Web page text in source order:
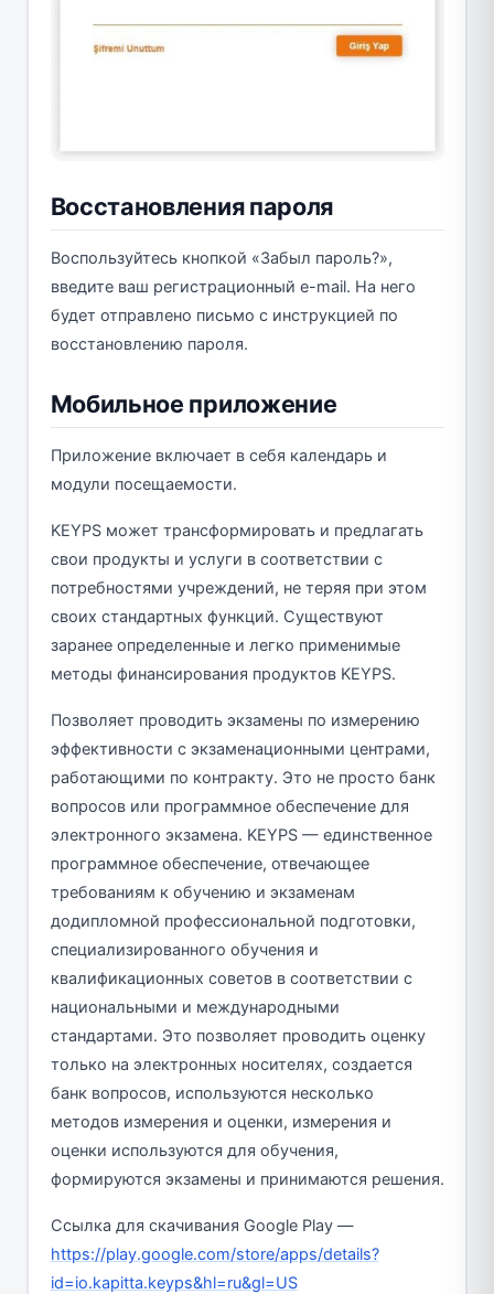
Восстановления пароля
Воспользуйтесь кнопкой «Забыл пароль?»,
введите ваш регистрационный e-mail. На него
будет отправлено письмо с инструкцией по
восстановлению пароля.
Мобильное приложение
Приложение включает в себя календарь и
модули посещаемости.
KEYPS может трансформировать и предлагать
свои продукты и услуги в соответствии с
потребностями учреждений, не теряя при этом
своих стандартных функций. Существуют
заранее определенные и легко применимые
методы финансирования продуктов KEYPS.
Позволяет проводить экзамены по измерению
эффективности с экзаменационными центрами,
работающими по контракту. Это не просто банк
вопросов или программное обеспечение для
электронного экзамена. KEYPS — единственное
программное обеспечение, отвечающее
требованиям к обучению и экзаменам
додипломной профессиональной подготовки,
специализированного обучения и
квалификационных советов в соответствии с
национальными и международными
стандартами. Это позволяет проводить оценку
только на электронных носителях, создается
банк вопросов, используются несколько
методов измерения и оценки, измерения и
оценки используются для обучения,
формируются экзамены и принимаются решения.
Ссылка для скачивания Google Play —
https://play.google.com/store/apps/details?
id=io.kapitta.keyps&hl=ru&gl=US